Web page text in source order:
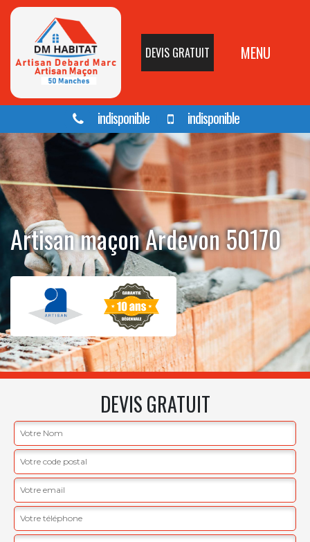
DEVIS GRATUIT MENU
indisponible indisponible
Artisan maçon Ardevon 50170
DEVIS GRATUIT